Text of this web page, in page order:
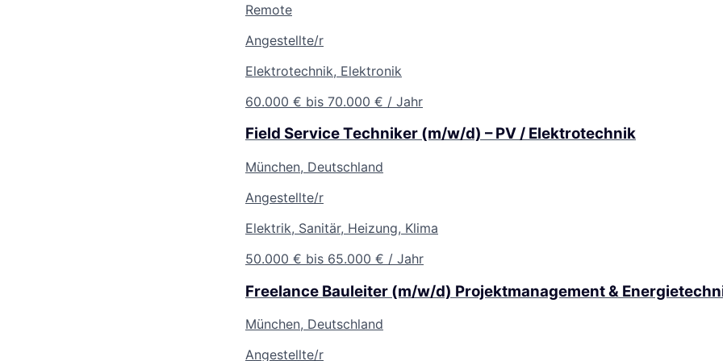
Remote
Angestellte/r
Elektrotechnik, Elektronik
60.000 € bis 70.000 € / Jahr
Field Service Techniker (m/w/d) – PV / Elektrotechnik
München, Deutschland
Angestellte/r
Elektrik, Sanitär, Heizung, Klima
50.000 € bis 65.000 € / Jahr
Freelance Bauleiter (m/w/d) Projektmanagement &
München, Deutschland
Angestellte/r